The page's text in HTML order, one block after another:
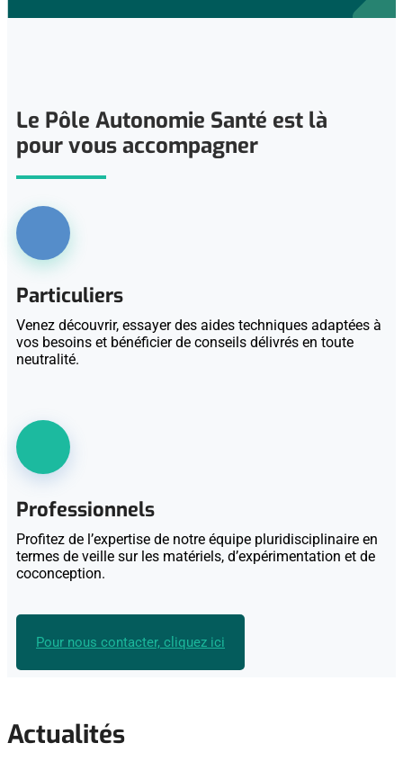
Le Pôle Autonomie Santé est là
pour vous accompagner
Particuliers
Venez découvrir, essayer des aides techniques adaptées à
vos besoins et bénéficier de conseils délivrés en toute
neutralité.
Professionnels
Profitez de l’expertise de notre équipe pluridisciplinaire en
termes de veille sur les matériels, d’expérimentation et de
coconception.
Pour nous contacter, cliquez ici
Actualités